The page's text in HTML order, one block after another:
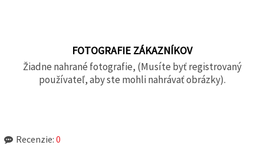
FOTOGRAFIE ZÁKAZNÍKOV
Žiadne nahrané fotografie, (Musíte byť registrovaný
používateľ, aby ste mohli nahrávať obrázky).
Recenzie: 0